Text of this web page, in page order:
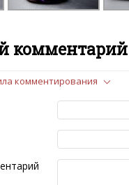
комментарий
ваш комментарий был
правил:
Комментарий не может
эмоциональных
Не стоит отклоняться от
Пожалуйста, не
также призывы к насилию
комментирования